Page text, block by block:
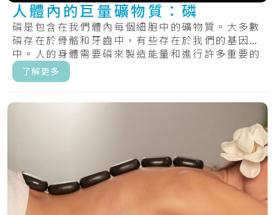
人體內的巨量礦物質：磷
磷是包含在我們體內每個細胞中的礦物質。大多數
磷存在於骨骼和牙齒中，有些存在於我們的基因
中。人的身體需要磷來製造能量和進行許多重要的
化學過.....
了解更多